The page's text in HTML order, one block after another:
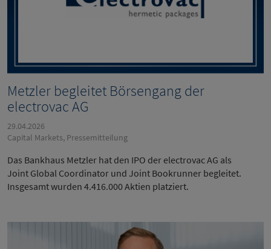
Metzler begleitet Börsengang der
electrovac AG
29.04.2026
Capital Markets, Pressemitteilung
Das Bankhaus Metzler hat den IPO der electrovac AG als
Joint Global Coordinator und Joint Bookrunner begleitet.
Insgesamt wurden 4.416.000 Aktien platziert.